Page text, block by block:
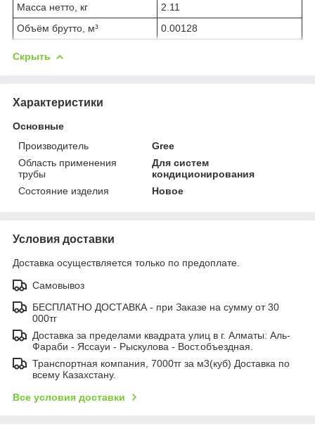
Масса нетто, кг
2.11
Объём брутто, м³
0.00128
Скрыть
Характеристики
Основные
Производитель
Gree
Область применения
трубы
Для систем
кондиционирования
Состояние изделия
Новое
Условия доставки
Доставка осуществляется только по предоплате.
Самовывоз
БЕСПЛАТНО ДОСТАВКА - при Заказе на сумму от 30
000тг
Доставка за пределами квадрата улиц в г. Алматы: Аль-
Фараби - Яссауи - Рыскулова - Вост.объездная.
Транспортная компания, 7000тг за м3(куб) Доставка по
всему Казахстану.
Все условия доставки